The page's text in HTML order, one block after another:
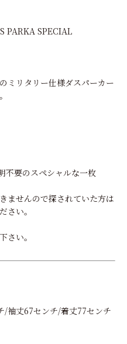
PARKA SPECIAL
ミリタリー仕様ダスパーカー
不要のスペシャルな一枚
ませんので探されていた方は
さい。
さい。
/袖丈67センチ/着丈77センチ